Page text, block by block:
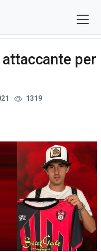
per
1319